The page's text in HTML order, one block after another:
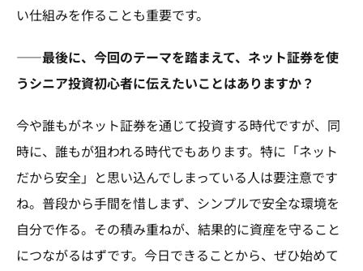
い仕組みを作ることも重要です。
――最後に、今回のテーマを踏まえて、ネット証券を使
うシニア投資初心者に伝えたいことはありますか？
今や誰もがネット証券を通じて投資する時代ですが、同
時に、誰もが狙われる時代でもあります。特に「ネット
だから安全」と思い込んでしまっている人は要注意です
ね。普段から手間を惜しまず、シンプルで安全な環境を
自分で作る。その積み重ねが、結果的に資産を守ること
につながるはずです。今日できることから、ぜひ始めて